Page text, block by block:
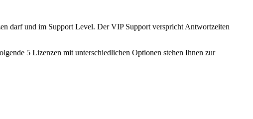
darf und im Support Level. Der VIP Support verspricht Antwortzeiten
5 Lizenzen mit unterschiedlichen Optionen stehen Ihnen zur